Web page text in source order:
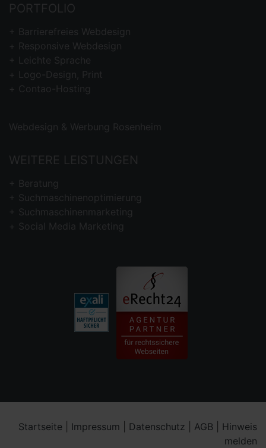
PORTFOLIO
Barrierefreies Webdesign
Responsive Webdesign
Leichte Sprache
Logo-Design, Print
Contao-Hosting
Webdesign & Werbung Rosenheim
WEITERE LEISTUNGEN
Beratung
Suchmaschinenoptimierung
Suchmaschinenmarketing
Social Media Marketing
Startseite Impressum Datenschutz AGB
Hinweis
melden